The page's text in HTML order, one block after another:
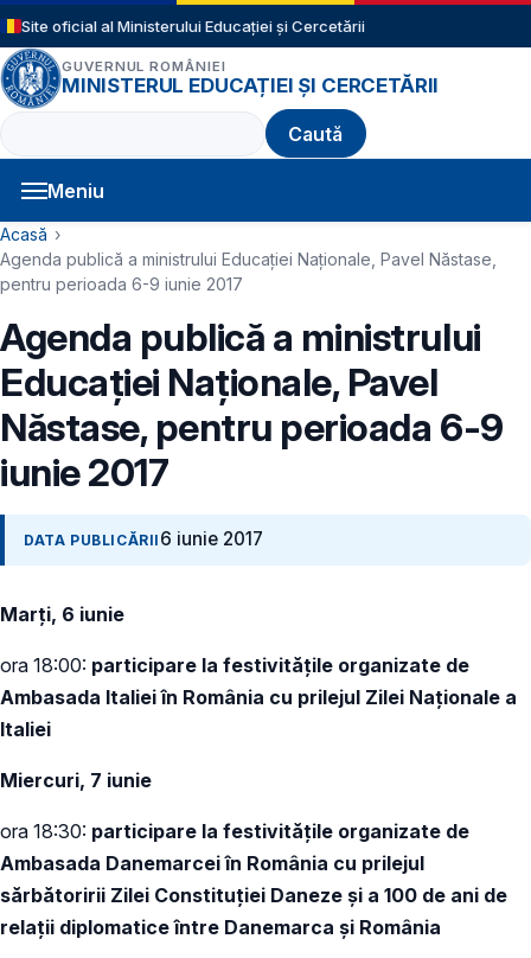
Sari la conținutul principal
Site oficial al Ministerului Educației și Cercetării
GUVERNUL ROMÂNIEI
MINISTERUL EDUCAȚIEI ȘI CERCETĂRII
Caută
Meniu
Navigație principală
Cale de navigare
Acasă
Agenda publică a ministrului Educației Naționale, Pavel Năstase,
pentru perioada 6-9 iunie 2017
Agenda publică a ministrului
Educației Naționale, Pavel
Năstase, pentru perioada 6-9
iunie 2017
DATA PUBLICĂRII 6 iunie 2017
Marți, 6 iunie
ora 18:00: participare la festivitățile organizate de
Ambasada Italiei în România cu prilejul Zilei Naționale a
Italiei
Miercuri, 7 iunie
ora 18:30: participare la festivitățile organizate de
Ambasada Danemarcei în România cu prilejul
sărbătoririi Zilei Constituției Daneze și a 100 de ani de
relații diplomatice între Danemarca și România